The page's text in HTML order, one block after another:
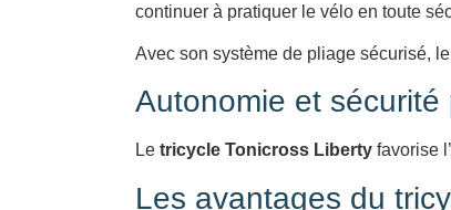
continuer à pratiquer le vélo en toute
Avec son système de pliage sécurisé,
Autonomie et
Le tricycle Tonicross Liberty favorise
Les avantages du